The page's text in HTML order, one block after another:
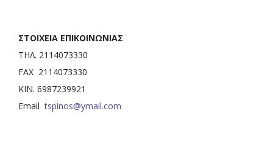
ΣΤΟΙΧΕΙΑ ΕΠΙΚΟΙΝΩΝΙΑΣ
ΤΗΛ. 2114073330
FAX 2114073330
ΚΙΝ. 6987239921
Emailtspinos@ymail.com